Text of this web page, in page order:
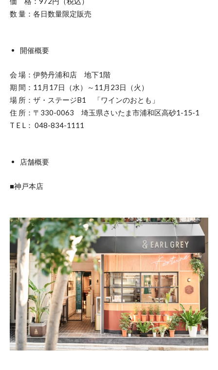
数 量：各日数量限定販売
開催概要
会 場：伊勢丹浦和店 地下1階
期 間：11月17日（水）～11月23日（火）
場 所：ザ・ステージB1 「ワインのおとも」
住 所：〒330-0063 埼玉県さいたま市浦和区高砂1-15-1
T E L： 048-834-1111
店舗概要
■神戸本店